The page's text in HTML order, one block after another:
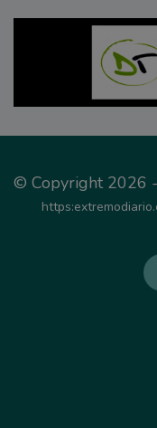
© Copyright 2026